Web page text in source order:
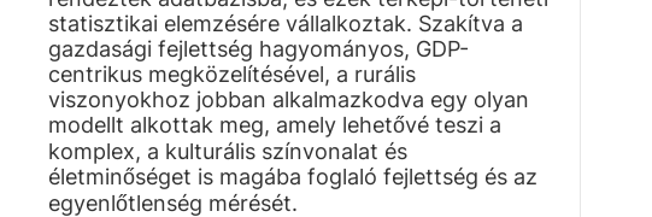
statisztikai elemzésére vállalkoztak. Szakítva a
gazdasági fejlettség hagyományos, GDP-
centrikus megközelítésével, a rurális
viszonyokhoz jobban alkalmazkodva egy olyan
modellt alkottak meg, amely lehetővé teszi a
komplex, a kulturális színvonalat és
életminőséget is magába foglaló fejlettség és az
egyenlőtlenség mérését.